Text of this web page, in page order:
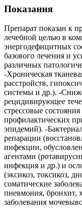
Показания
Препарат показан к
лечебной целью в
энергодефицитных
базового лечения и
различных
-Хроническая
расстройств,
системы и др.). -
рецидивирующее
стрессовые
профилактических
эпидемий). -
репарации
инфекции,
агентами
инфекция и др.) и
(эксикоз, токсикоз,
соматические
пневмония, бронхит,
заболевания